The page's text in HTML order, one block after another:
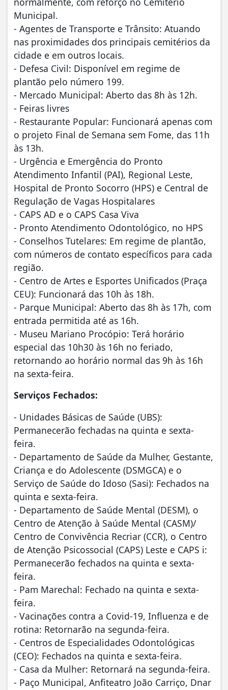
Municipal.
- Agentes de Transporte e Trânsito: Atuando
nas proximidades dos principais cemitérios da
cidade e em outros locais.
- Defesa Civil: Disponível em regime de
plantão pelo número 199.
- Mercado Municipal: Aberto das 8h às 12h.
- Feiras livres
- Restaurante Popular: Funcionará apenas com
o projeto Final de Semana sem Fome, das 11h
às 13h.
- Urgência e Emergência do Pronto
Atendimento Infantil (PAI), Regional Leste,
Hospital de Pronto Socorro (HPS) e Central de
Regulação de Vagas Hospitalares
- CAPS AD e o CAPS Casa Viva
- Pronto Atendimento Odontológico, no HPS
- Conselhos Tutelares: Em regime de plantão,
com números de contato específicos para cada
região.
- Centro de Artes e Esportes Unificados (Praça
CEU): Funcionará das 10h às 18h.
- Parque Municipal: Aberto das 8h às 17h, com
entrada permitida até as 16h.
- Museu Mariano Procópio: Terá horário
especial das 10h30 às 16h no feriado,
retornando ao horário normal das 9h às 16h
na sexta-feira.
Serviços Fechados:
- Unidades Básicas de Saúde (UBS):
Permanecerão fechadas na quinta e sexta-
feira.
- Departamento de Saúde da Mulher, Gestante,
Criança e do Adolescente (DSMGCA) e o
Serviço de Saúde do Idoso (Sasi): Fechados na
quinta e sexta-feira.
- Departamento de Saúde Mental (DESM), o
Centro de Atenção à Saúde Mental (CASM)/
Centro de Convivência Recriar (CCR), o Centro
de Atenção Psicossocial (CAPS) Leste e CAPS i:
Permanecerão fechados na quinta e sexta-
feira.
- Pam Marechal: Fechado na quinta e sexta-
feira.
- Vacinações contra a Covid-19, Influenza e de
rotina: Retornarão na segunda-feira.
- Centros de Especialidades Odontológicas
(CEO): Fechados na quinta e sexta-feira.
- Casa da Mulher: Retornará na segunda-feira.
- Paço Municipal, Anfiteatro João Carriço, Dnar